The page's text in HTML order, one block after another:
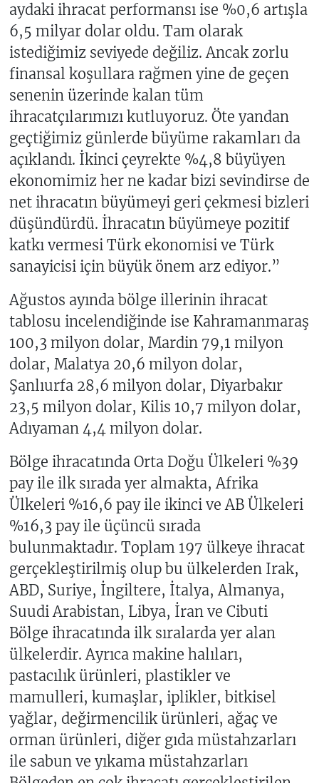
aydaki ihracat performansı ise %0,6 artışla
6,5 milyar dolar oldu. Tam olarak
istediğimiz seviyede değiliz. Ancak zorlu
finansal koşullara rağmen yine de geçen
senenin üzerinde kalan tüm
ihracatçılarımızı kutluyoruz. Öte yandan
geçtiğimiz günlerde büyüme rakamları da
açıklandı. İkinci çeyrekte %4,8 büyüyen
ekonomimiz her ne kadar bizi sevindirse de
net ihracatın büyümeyi geri çekmesi bizleri
düşündürdü. İhracatın büyümeye pozitif
katkı vermesi Türk ekonomisi ve Türk
sanayicisi için büyük önem arz ediyor.”
Ağustos ayında bölge illerinin ihracat
tablosu incelendiğinde ise Kahramanmaraş
100,3 milyon dolar, Mardin 79,1 milyon
dolar, Malatya 20,6 milyon dolar,
Şanlıurfa 28,6 milyon dolar, Diyarbakır
23,5 milyon dolar, Kilis 10,7 milyon dolar,
Adıyaman 4,4 milyon dolar.
Bölge ihracatında Orta Doğu Ülkeleri %39
pay ile ilk sırada yer almakta, Afrika
Ülkeleri %16,6 pay ile ikinci ve AB Ülkeleri
%16,3 pay ile üçüncü sırada
bulunmaktadır. Toplam 197 ülkeye ihracat
gerçekleştirilmiş olup bu ülkelerden Irak,
ABD, Suriye, İngiltere, İtalya, Almanya,
Suudi Arabistan, Libya, İran ve Cibuti
Bölge ihracatında ilk sıralarda yer alan
ülkelerdir. Ayrıca makine halıları,
pastacılık ürünleri, plastikler ve
mamulleri, kumaşlar, iplikler, bitkisel
yağlar, değirmencilik ürünleri, ağaç ve
orman ürünleri, diğer gıda müstahzarları
ile sabun ve yıkama müstahzarları